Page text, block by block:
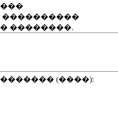
����������
��������.
(����):